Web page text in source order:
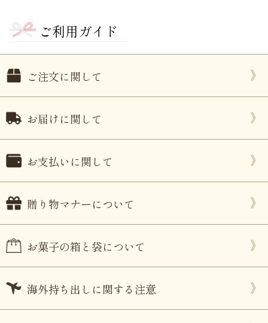
い
？
退職・異動の挨拶におすすめのお菓子ギ
もらっ
失敗し
ご利用ガイド
ご注文に関して
お届けに関して
お支払いに関して
贈り物マナーについて
お菓子の箱と袋について
海外持ち出しに関する注意